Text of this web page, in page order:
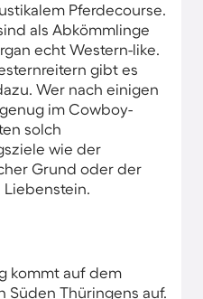
Pferdecourse.
als Abkömmlinge
echt Western-like.
gibt es
Wer nach einigen
im Cowboy-
solch
wie der
Grund oder der
kommt auf dem
Süden Thüringens auf.